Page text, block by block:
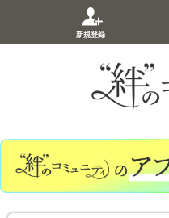
新規登録